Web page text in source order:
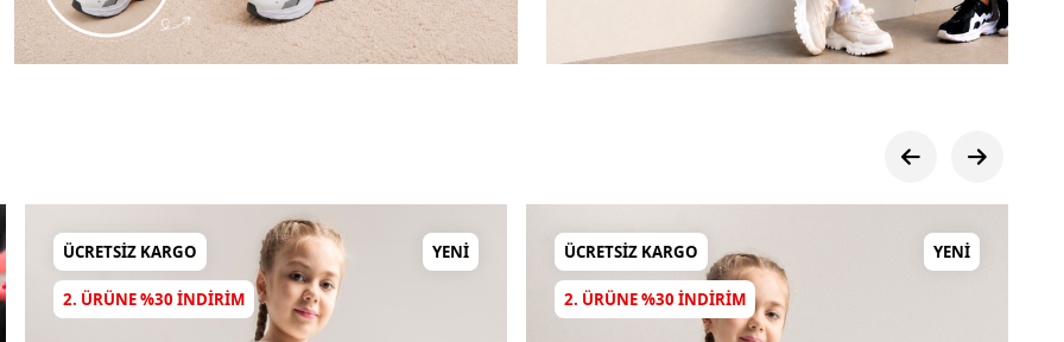
YENI
INDIRIM
ÜCRETSIZ KARGO YENI
2. ÜRÜNE %30 INDIRIM
ÜCRETSIZ KARGO